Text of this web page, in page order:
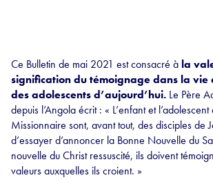
Ce Bulletin de mai 2021 est consacré à la
signification du témoignage dans la vie
des adolescents d’aujourd’hui. Le Père
depuis l’Angola écrit : « L’enfant et l’adolescent
Missionnaire sont, avant tout, des disciples de
d’essayer d’annoncer la Bonne Nouvelle du
nouvelle du Christ ressuscité, ils doivent
valeurs auxquelles ils croient. »